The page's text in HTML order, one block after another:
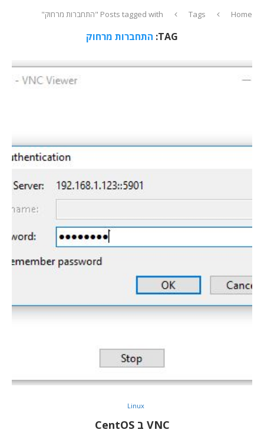
Home
Tags Posts tagged with "התחברות מרחוק"
TAG: התחברות מרחוק
Linux
VNC ב CentOS